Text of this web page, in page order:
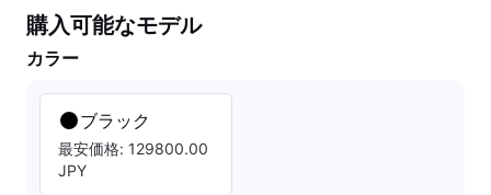
購入可能なモデル
カラー
ブラック
最安価格: 129800.00
JPY